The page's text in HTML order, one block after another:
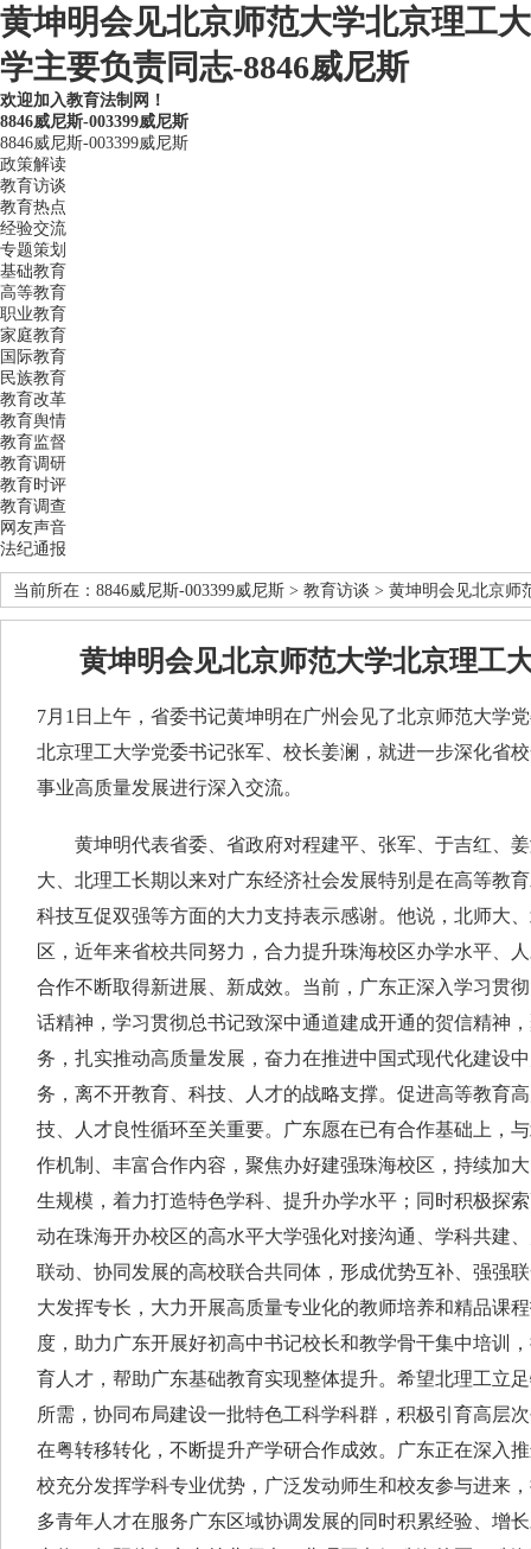
黄坤明会见北京师范大学北京理工大
学主要负责同志-8846威尼斯
欢迎加入教育法制网！
8846威尼斯-003399威尼斯
8846威尼斯-003399威尼斯
政策解读
教育访谈
教育热点
经验交流
专题策划
基础教育
高等教育
职业教育
家庭教育
国际教育
民族教育
教育改革
教育舆情
教育监督
教育调研
教育时评
教育调查
网友声音
法纪通报
当前所在： 8846威尼斯-003399威尼斯 > 教育访谈 > 黄坤明会见北京师
黄坤明会见北京师范大学北京理工
7月1日上午，省委书记黄坤明在广州会见了北京师范大学
北京理工大学党委书记张军、校长姜澜，就进一步深化省
事业高质量发展进行深入交流。
黄坤明代表省委、省政府对程建平、张军、于吉红、姜
大、北理工长期以来对广东经济社会发展特别是在高等教
科技互促双强等方面的大力支持表示感谢。他说，北师大
区，近年来省校共同努力，合力提升珠海校区办学水平、
合作不断取得新进展、新成效。当前，广东正深入学习贯
话精神，学习贯彻总书记致深中通道建成开通的贺信精神
务，扎实推动高质量发展，奋力在推进中国式现代化建设
务，离不开教育、科技、人才的战略支撑。促进高等教育
技、人才良性循环至关重要。广东愿在已有合作基础上，
作机制、丰富合作内容，聚焦办好建强珠海校区，持续加
生规模，着力打造特色学科、提升办学水平；同时积极探
动在珠海开办校区的高水平大学强化对接沟通、学科共建
联动、协同发展的高校联合共同体，形成优势互补、强强
大发挥专长，大力开展高质量专业化的教师培养和精品课
度，助力广东开展好初高中书记校长和教学骨干集中培训
育人才，帮助广东基础教育实现整体提升。希望北理工立
所需，协同布局建设一批特色工科学科群，积极引育高层
在粤转移转化，不断提升产学研合作成效。广东正在深入
校充分发挥学科专业优势，广泛发动师生和校友参与进来
多青年人才在服务广东区域协调发展的同时积累经验、增